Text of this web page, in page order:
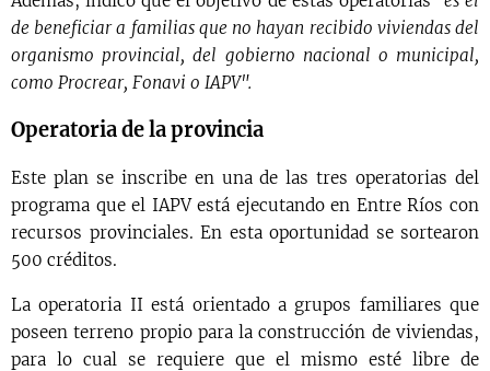
de beneficiar a familias que no hayan recibido viviendas del
organismo provincial, del gobierno nacional o municipal,
como Procrear, Fonavi o IAPV".
Operatoria de la provincia
Este plan se inscribe en una de las tres operatorias del
programa que el IAPV está ejecutando en Entre Ríos con
recursos provinciales. En esta oportunidad se sortearon
500 créditos.
La operatoria II está orientado a grupos familiares que
poseen terreno propio para la construcción de viviendas,
para lo cual se requiere que el mismo esté libre de